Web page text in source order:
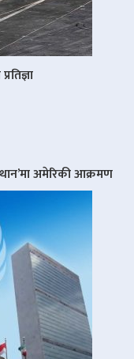
अमेरिकी आक्रमण